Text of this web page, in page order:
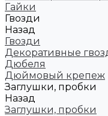
Гайки
Гвозди
Назад
Гвозди
Декоративные
Дюбеля
Дюймовый крепеж
Заглушки, пробки
Назад
Заглушки, пробки